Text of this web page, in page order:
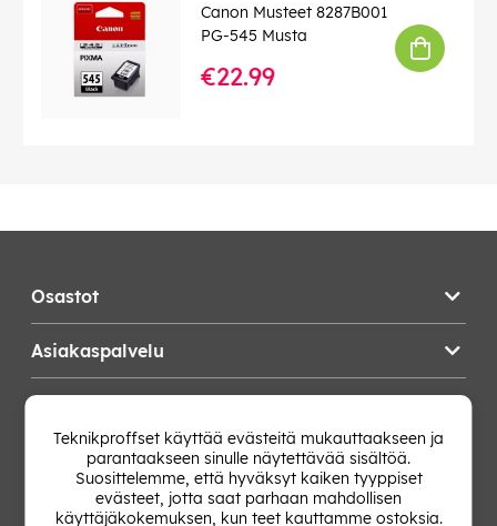
Canon Musteet 8287B001
PG-545 Musta
€22.99
Osastot
Asiakaspalvelu
Vaihda Maa
Teknikproffset käyttää evästeitä mukauttaakseen ja
parantaakseen sinulle näytettävää sisältöä.
Suosittelemme, että hyväksyt kaiken tyyppiset
evästeet, jotta saat parhaan mahdollisen
käyttäjäkokemuksen, kun teet kauttamme ostoksia.